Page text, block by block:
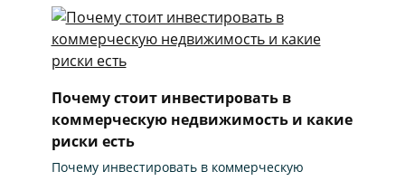
Почему стоит инвестировать в
коммерческую недвижимость и какие
риски есть
Почему инвестировать в коммерческую